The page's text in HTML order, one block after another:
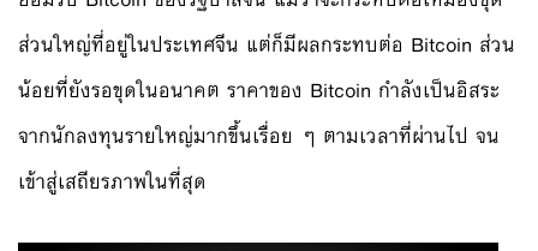
ส่วนใหญ่ที่อยู่ในประเทศจีน แต่ก็มีผลกระทบต่อ Bitcoin ส่วน
น้อยที่ยังรอขุดในอนาคต ราคาของ Bitcoin กำลังเป็นอิสระ
จากนักลงทุนรายใหญ่มากขึ้นเรื่อย ๆ ตามเวลาที่ผ่านไป จน
เข้าสู่เสถียรภาพในที่สุด